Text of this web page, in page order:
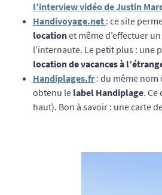
l’interview vidéo de Justin
Handivoyage.net : ce site
locationet même d’effectuer un
l’internaute. Le petit plus : une
location de vacances à
Handiplages.fr : du même nom
obtenu le label Handiplage.
haut). Bon à savoir : une carte